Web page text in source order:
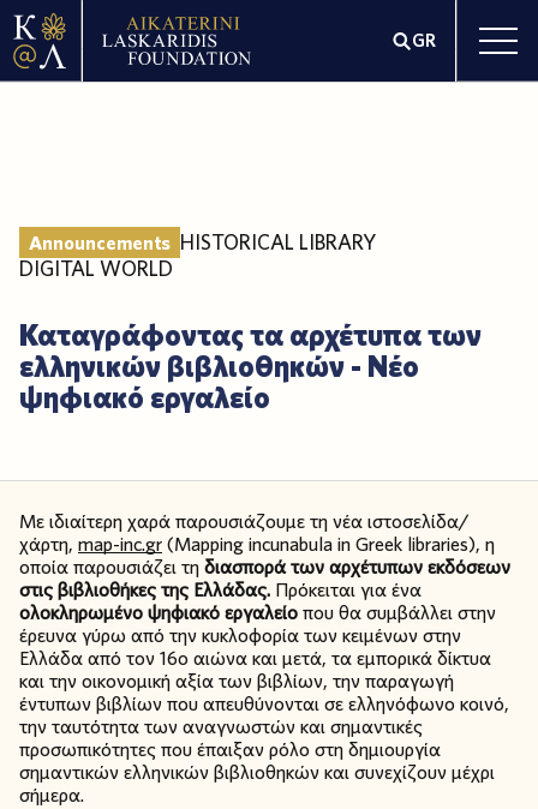
GR
Announcements HISTORICAL LIBRARY
DIGITAL WORLD
Καταγράφοντας τα αρχέτυπα των
ελληνικών βιβλιοθηκών - Νέο
ψηφιακό εργαλείο
Με ιδιαίτερη χαρά παρουσιάζουμε τη νέα ιστοσελίδα/
χάρτη, map-inc.gr(Mapping incunabula in Greek libraries), η
οποία παρουσιάζει τηδιασπορά των αρχέτυπων εκδόσεων
στις βιβλιοθήκες της Ελλάδας. Πρόκειται για ένα
ολοκληρωμένο ψηφιακό εργαλείοπου θα συμβάλλει στην
έρευνα γύρω από την κυκλοφορία των κειμένων στην
Ελλάδα από τον 16ο αιώνα και μετά, τα εμπορικά δίκτυα
και την οικονομική αξία των βιβλίων, την παραγωγή
έντυπων βιβλίων που απευθύνονται σε ελληνόφωνο κοινό,
την ταυτότητα των αναγνωστών και σημαντικές
προσωπικότητες που έπαιξαν ρόλο στη δημιουργία
σημαντικών ελληνικών βιβλιοθηκών και συνεχίζουν μέχρι
σήμερα.